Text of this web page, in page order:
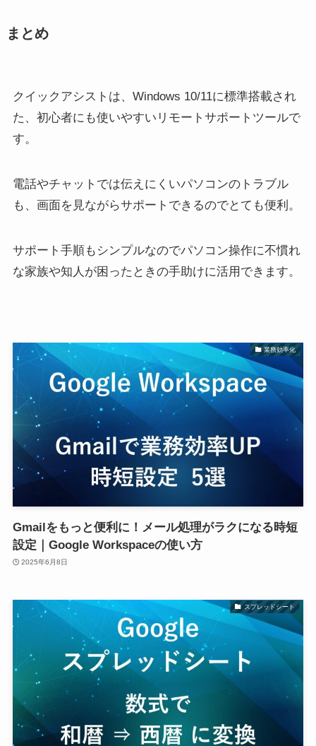
まとめ
クイックアシストは、Windows 10/11に標準搭載され
た、初心者にも使いやすいリモートサポートツールで
す。
電話やチャットでは伝えにくいパソコンのトラブル
も、画面を見ながらサポートできるのでとても便利。
サポート手順もシンプルなのでパソコン操作に不慣れ
な家族や知人が困ったときの手助けに活用できます。
業務効率化
Gmailをもっと便利に！メール処理がラクになる時短
設定｜Google Workspaceの使い方
2025年6月8日
スプレッドシート